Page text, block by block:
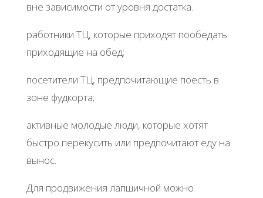
вне зависимости от уровня достатка.
работники ТЦ, которые приходят пообедать
приходящие на обед;
посетители ТЦ, предпочитающие поесть в
зоне фудкорта;
активные молодые люди, которые хотят
быстро перекусить или предпочитают еду на
вынос.
Для продвижения лапшичной можно